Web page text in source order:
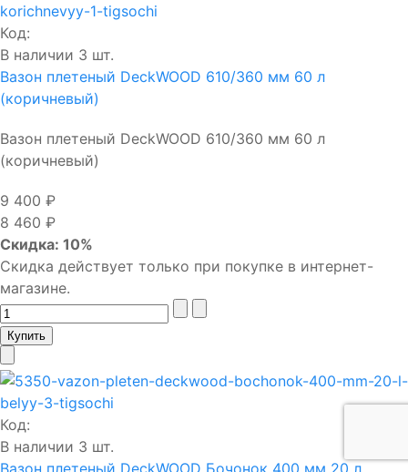
Код:
В наличии 3 шт.
Вазон плетеный DeckWOOD 610/360 мм 60 л
(коричневый)
Вазон плетеный DeckWOOD 610/360 мм 60 л
(коричневый)
9 400 ₽
8 460 ₽
Скидка: 10%
Скидка действует только при покупке в интернет-
магазине.
Код:
В наличии 3 шт.
Вазон плетеный DeckWOOD Бочонок 400 мм 20 л